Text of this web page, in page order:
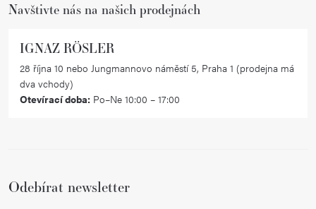
Navštivte nás na našich prodejnách
IGNAZ RÖSLER
28 října 10 nebo Jungmannovo náměstí 5, Praha 1 (prodejna má
dva vchody)
Otevírací doba: Po–Ne 10:00 – 17:00
Odebírat newsletter